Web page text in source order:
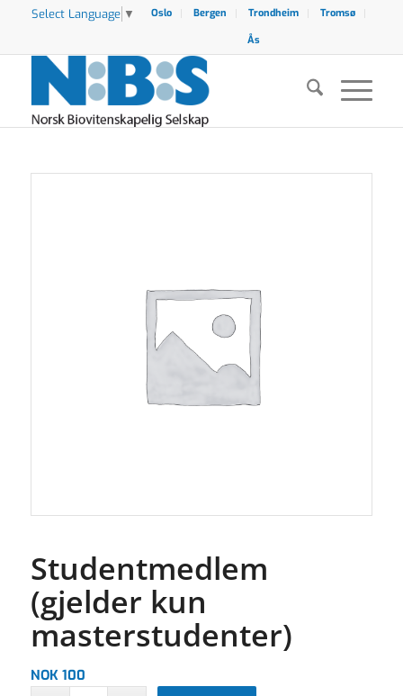
Select Language ▼ Oslo Bergen Trondheim
Tromsø
Ås
Studentmedlem
(gjelder kun
masterstudenter)
NOK100